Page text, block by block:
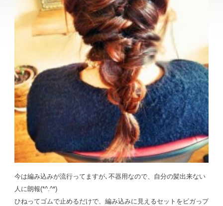
今は編み込みが流行ってますが､不器用なので、自分の髪出来ない
人に朗報(*^.^*)
ひねってゴムで止めるだけで、編み込みに見えるセットをビガっプ